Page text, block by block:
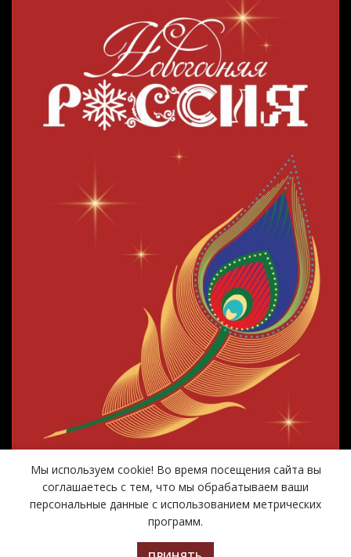
Мы используем cookie! Во время посещения сайта вы
соглашаетесь с тем, что мы обрабатываем ваши
персональные данные с использованием метрических
программ.